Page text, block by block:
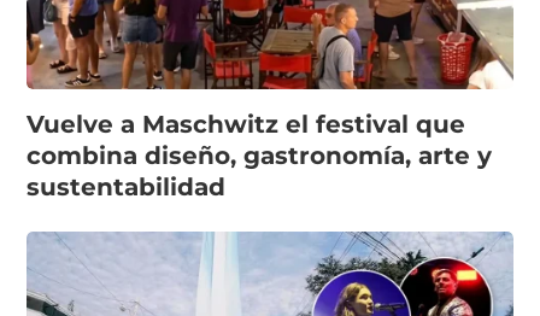
Vuelve a Maschwitz el festival que
combina diseño, gastronomía, arte y
sustentabilidad